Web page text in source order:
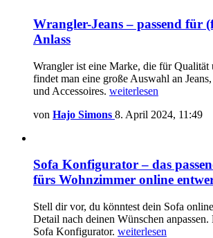
Wrangler-Jeans – passend für
Anlass
Wrangler ist eine Marke, die für Qualität
findet man eine große Auswahl an
und Accessoires. weiterlesen
von Hajo Simons 8. April 2024, 11:49
Sofa Konfigurator – das
fürs Wohnzimmer online
Stell dir vor, du könntest dein Sofa
Detail nach deinen Wünschen
Sofa Konfigurator. weiterlesen